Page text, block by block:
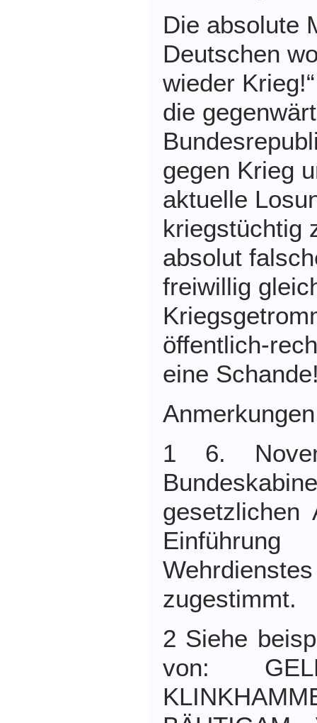
Die absolute
Deutschen
wieder
die
gegen Krieg
aktuelle
kriegstüchtig
absolut
freiwillig
öffentlich-
eine
1 6.
gesetzlichen
zugestimmt.
2 Siehe
von: